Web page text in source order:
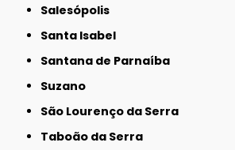
Salesópolis
Santa Isabel
Santana de Parnaíba
Suzano
São Lourenço da Serra
Taboão da Serra